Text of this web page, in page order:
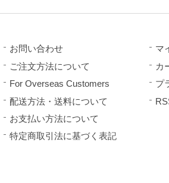
お問い合わせ
ご注文方法について
For Overseas Customers
配送方法・送料について
お支払い方法について
特定商取引法に基づく表記
マ
カ
プ